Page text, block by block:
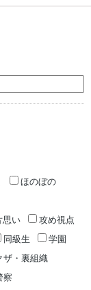
ほのぼの
思い
攻め視点
同級生
学園
ザ・裏組織
察